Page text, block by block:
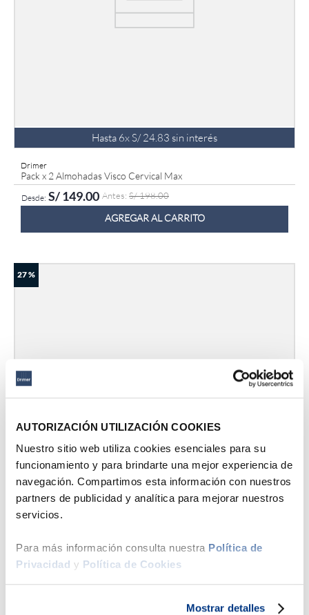
AUTORIZACIÓN UTILIZACIÓN COOKIES
Nuestro sitio web utiliza cookies esenciales para su
funcionamiento y para brindarte una mejor experiencia de
navegación. Compartimos esta información con nuestros
partners de publicidad y analítica para mejorar nuestros
servicios.
Para más información consulta nuestra Política de
Privacidad y Política de Cookies
Mostrar detalles
Hasta 6xS/ 24 83 sin interés
Drimer
Pack x 2 Almohadas Visco Cervical Max
S/149.00 S/198.00
AGREGAR AL CARRITO
27 %
Hasta6 xS/ 31.50 sin interés
Drimer